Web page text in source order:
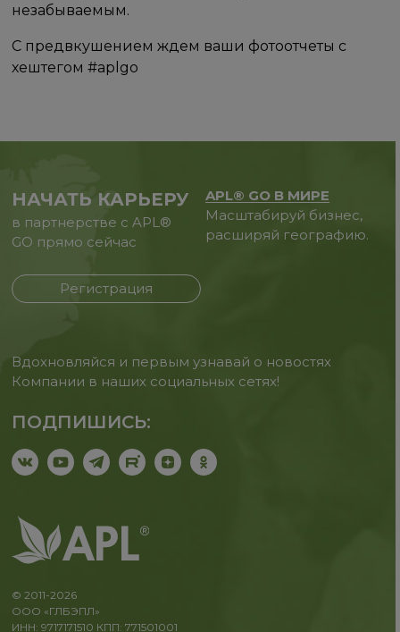
незабываемым.
С предвкушением ждем ваши фотоотчеты с
хештегом #aplgo
НАЧАТЬ КАРЬЕРУ
в партнерстве с APL®
GO прямо сейчас
Регистрация
APL® GO В МИРЕ
Масштабируй бизнес,
расширяй географию.
Вдохновляйся и первым узнавай о новостях
Компании в наших социальных сетях!
ПОДПИШИСЬ:
© 2011-2026
ООО «ГЛБЭПЛ»
ИНН: 9717171510 КПП: 771501001